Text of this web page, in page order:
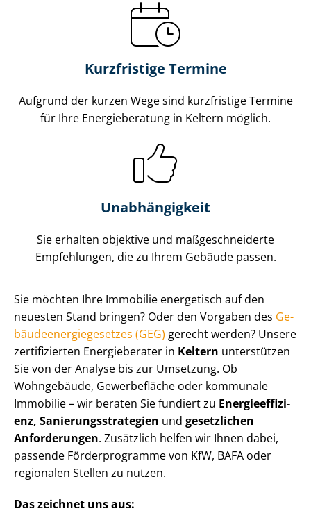
Kurzfristige Termine
Aufgrund der kurzen Wege sind kurzfristige Termine
für Ihre Energieberatung in Keltern möglich.
Unabhängigkeit
Sie erhalten objektive und maß­ge­schnei­der­te
Empfehlungen, die zu Ihrem Gebäude passen.
Sie möchten Ihre Immobilie energetisch auf den
neuesten Stand bringen? Oder den Vorgaben des Ge­
bäu­de­en­er­gie­ge­set­zes (GEG) gerecht werden? Unsere
zertifizierten Energieberater in Keltern unterstützen
Sie von der Analyse bis zur Umsetzung. Ob
Wohngebäude, Gewerbefläche oder kommunale
Immobilie – wir beraten Sie fundiert zu En­er­gie­ef­fi­zi­
enz, Sa­nie­rungs­stra­te­gien und gesetzlichen
Anforderungen. Zusätzlich helfen wir Ihnen dabei,
passende Förderprogramme von KfW, BAFA oder
regionalen Stellen zu nutzen.
Das zeichnet uns aus: